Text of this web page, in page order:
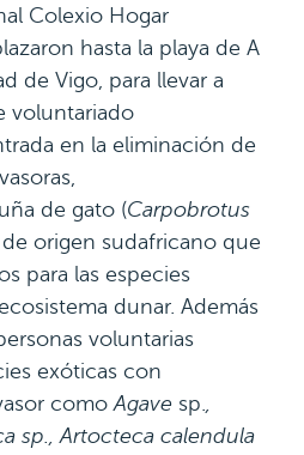
Colexio Hogar
hasta la playa de A
de Vigo, para llevar a
voluntariado
en la eliminación de
de gato (Carpobrotus
origen sudafricano que
para las especies
dunar. Además
voluntarias
exóticas con
comoAgave sp.,
sp., Artocteca calendula